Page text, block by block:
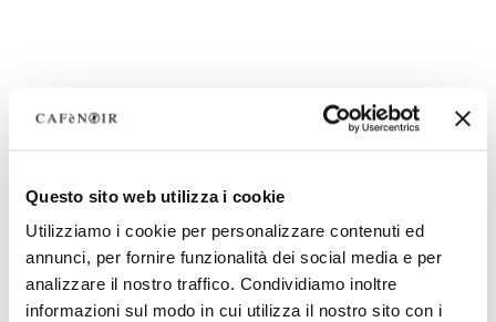
Questo sito web utilizza i cookie
Utilizziamo i cookie per personalizzare contenuti ed
annunci, per fornire funzionalità dei social media e per
analizzare il nostro traffico. Condividiamo inoltre
informazioni sul modo in cui utilizza il nostro sito con i